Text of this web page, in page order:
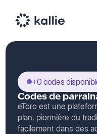
+0 codes
Codes de
eToro est une
plan, pionnière du
facilement dans des